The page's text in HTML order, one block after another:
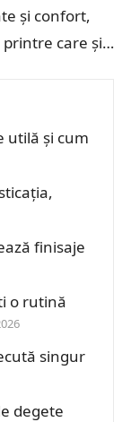
și confort,
care și
utilă și cum
finisaje
o rutină
singur
degete